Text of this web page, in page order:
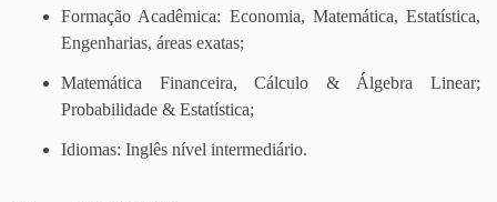
Formação Acadêmica: Economia, Matemática, Estatística,
Engenharias, áreas exatas;
Matemática Financeira, Cálculo & Álgebra Linear;
Probabilidade & Estatística;
Idiomas: Inglês nível intermediário.